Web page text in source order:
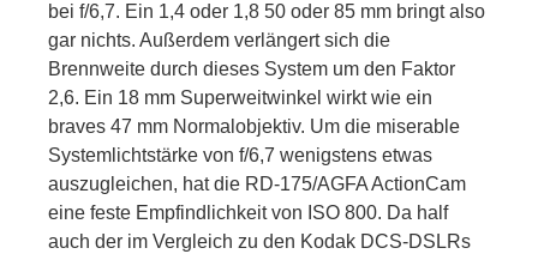
bei f/6,7. Ein 1,4 oder 1,8 50 oder 85 mm bringt also
gar nichts. Außerdem verlängert sich die
Brennweite durch dieses System um den Faktor
2,6. Ein 18 mm Superweitwinkel wirkt wie ein
braves 47 mm Normalobjektiv. Um die miserable
Systemlichtstärke von f/6,7 wenigstens etwas
auszugleichen, hat die RD-175/AGFA ActionCam
eine feste Empfindlichkeit von ISO 800. Da half
auch der im Vergleich zu den Kodak DCS-DSLRs